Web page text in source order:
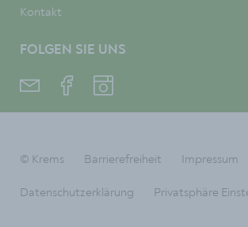
Kontakt
FOLGEN SIE UNS
© Krems Barrierefreiheit Impressum
Datenschutzerklärung Privatsphäre